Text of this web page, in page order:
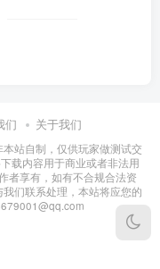
们 关于我们
站自制，仅供玩家做测试交
载内容用于商业或者非法用
者享有，如有不合规合法资
们联系处理，本站将应您的